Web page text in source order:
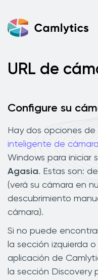
URL de
Configure su
Hay dos opciones
inteligente de
Windows para iniciar
Agasia. Estas son:
(verá su cámara en
descubrimiento
cámara).
Si no puede
la sección izquierda
aplicación de
la sección Discovery